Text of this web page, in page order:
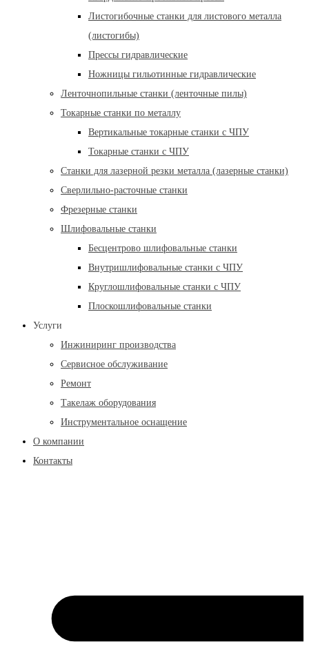
Листогибочные станки для листового металла
(листогибы)
Прессы гидравлические
Ножницы гильотинные гидравлические
Ленточнопильные станки (ленточные пилы)
Токарные станки по металлу
Вертикальные токарные станки с ЧПУ
Токарные станки с ЧПУ
Станки для лазерной резки металла (лазерные станки)
Сверлильно-расточные станки
Фрезерные станки
Шлифовальные станки
Бесцентрово шлифовальные станки
Внутришлифовальные станки с ЧПУ
Круглошлифовальные станки с ЧПУ
Плоскошлифовальные станки
Услуги
Инжиниринг производства
Сервисное обслуживание
Ремонт
Такелаж оборудования
Инструментальное оснащение
О компании
Контакты